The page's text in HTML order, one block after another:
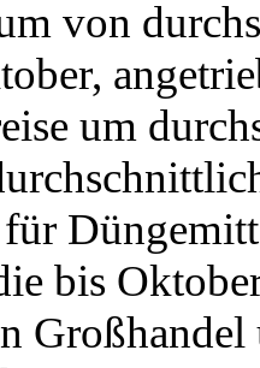
von
um
bis
Großhandel